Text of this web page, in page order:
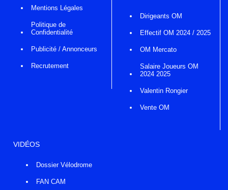
Mentions Légales
Politique de
Confidentialité
Publicité / Annonceurs
Recrutement
Dirigeants OM
Effectif OM 2024 / 2025
OM Mercato
Salaire Joueurs OM
2024 2025
Valentin Rongier
Vente OM
VIDÉOS
Dossier Vélodrome
FAN CAM